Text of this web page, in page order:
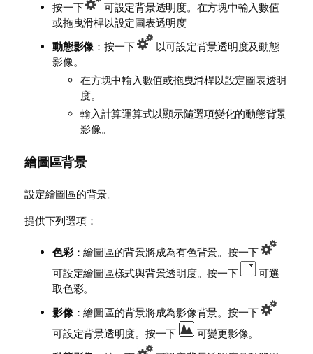
按一下
可設定背景透明度。在方塊中輸入數值
或拖曳滑桿以設定圖表透明度
動態影像：按一下
以可設定背景透明度及動態
影像。
在方塊中輸入數值或拖曳滑桿以設定圖表透明
度。
輸入計算運算式以顯示隨選項變化的動態背景
影像。
繪圖區背景
設定繪圖區的背景。
提供下列選項：
色彩：繪圖區的背景將成為有色背景。按一下
可設定繪圖區樣式與背景透明度。按一下
可選
取色彩。
影像：繪圖區的背景將成為影像背景。按一下
可設定背景透明度。按一下
可變更影像。